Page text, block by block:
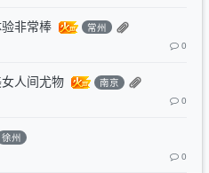
非常棒 常州
0
人间尤物 南京
0
徐州
0